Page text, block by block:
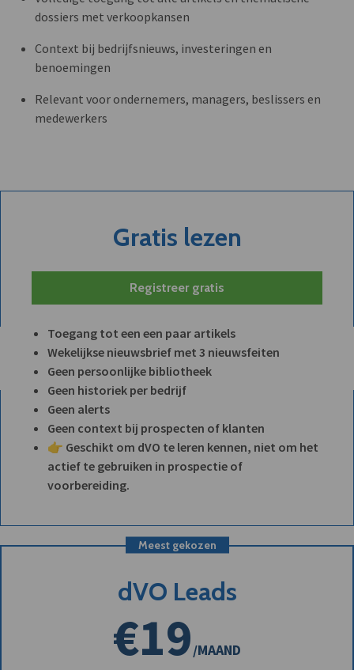
dossiers met verkoopkansen
Context bij bedrijfsnieuws, investeringen en
benoemingen
Relevant voor ondernemers, managers, beslissers en
medewerkers
Gratis lezen
Registreer gratis
Toegang tot een een paar artikels
Wekelijkse nieuwsbrief met 3 nieuwsfeiten
Geen persoonlijke bibliotheek
Geen historiek per bedrijf
Geen alerts
Geen context bij prospecten of klanten
👉 Geschikt om dVO te leren kennen, niet om het
actief te gebruiken in prospectie of
voorbereiding.
Meest gekozen
dVO Leads
€19/MAAND